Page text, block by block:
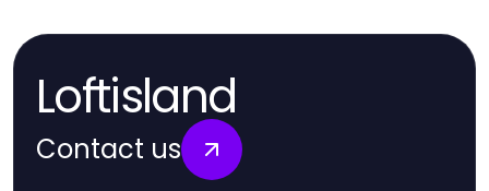
Loftisland
Contact us